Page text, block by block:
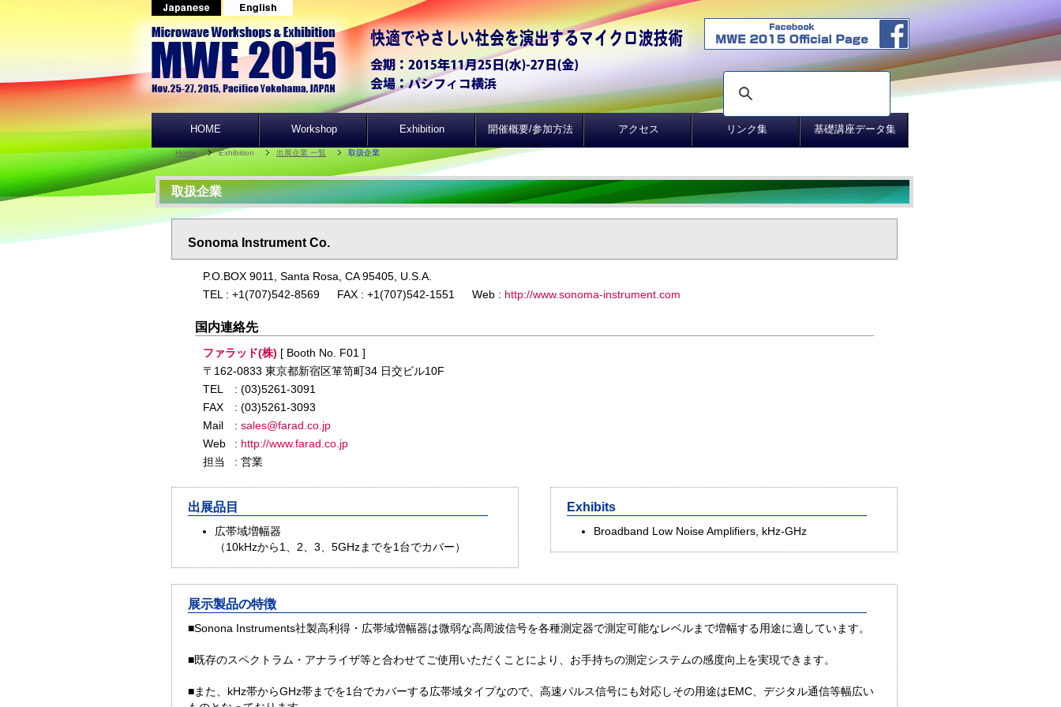
HOME Workshop Exhibition 開催概要/参加方法 アクセス リンク集 基礎講座データ集
Home Exhibition 出展企業 一覧 取扱企業
取扱企業
Sonoma Instrument Co.
P.O.BOX 9011, Santa Rosa, CA 95405, U.S.A.
TEL : +1(707)542-8569 FAX : +1(707)542-1551 Web : http://www.sonoma-instrument.com
国内連絡先
ファラッド(株) [ Booth No. F01 ]
〒162-0833 東京都新宿区箪笥町34 日交ビル10F
TEL
: (03)5261-3091
FAX
: (03)5261-3093
Mail
: sales@farad.co.jp
Web
: http://www.farad.co.jp
担当
: 営業
出展品目
広帯域増幅器
（10kHzから1、2、3、5GHzまでを1台でカバー）
Exhibits
Broadband Low Noise Amplifiers, kHz-GHz
展示製品の特徴
■Sonona Instruments社製高利得・広帯域増幅器は微弱な高周波信号を各種測定器で測定可能なレベルまで増幅する用途に適しています。
■既存のスペクトラム・アナライザ等と合わせてご使用いただくことにより、お手持ちの測定システムの感度向上を実現できます。
■また、kHz帯からGHz帯までを1台でカバーする広帯域タイプなので、高速パルス信号にも対応しその用途はEMC、デジタル通信等幅広い